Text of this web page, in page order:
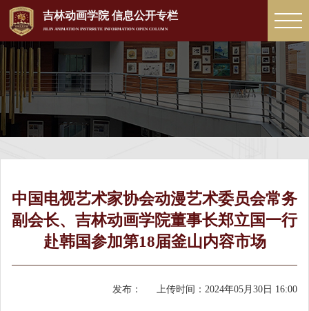
吉林动画学院 信息公开专栏
JILIN ANIMATION INSTRRUTE INFORMATION OPEN COLUMN
中国电视艺术家协会动漫艺术委员会常务
副会长、吉林动画学院董事长郑立国一行
赴韩国参加第18届釜山内容市场
上传时间： 2024年05月30日 16:00
发布：